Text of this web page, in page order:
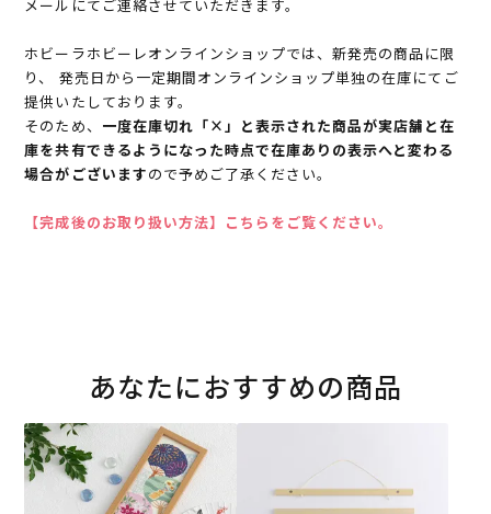
メールにてご連絡させていただきます。
ホビーラホビーレオンラインショップでは、新発売の商品に限
り、 発売日から一定期間オンラインショップ単独の在庫にてご
提供いたしております。
そのため、 一度在庫切れ「×」と表示された商品が実店舗と在
庫を共有できるようになった時点で在庫ありの表示へと変わる
場合がございますので予めご了承ください。
【完成後のお取り扱い方法】こちらをご覧ください。
あなたにおすすめの商品